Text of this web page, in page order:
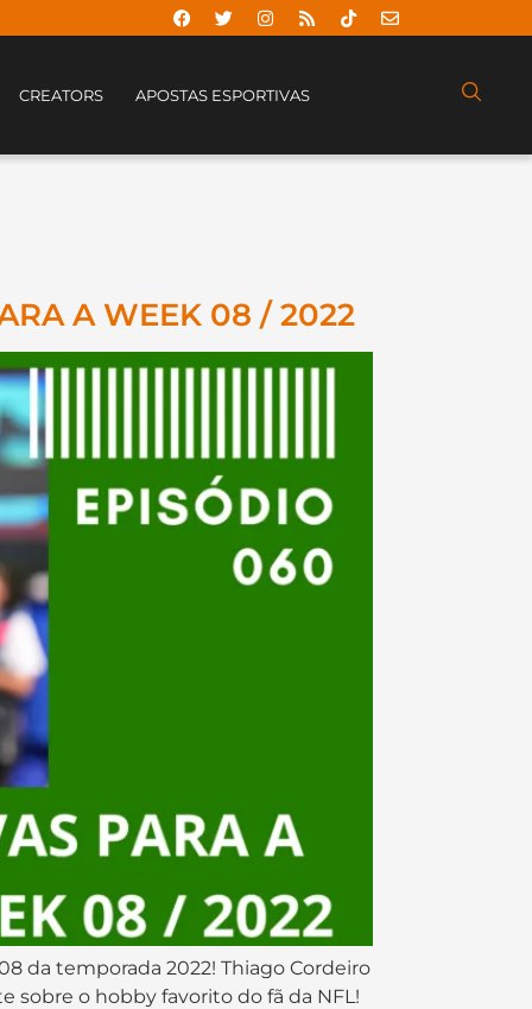
CREATORS APOSTAS ESPORTIVAS
A WEEK 08 / 2022
da temporada 2022! Thiago Cordeiro
sobre o hobby favorito do fã da NFL!